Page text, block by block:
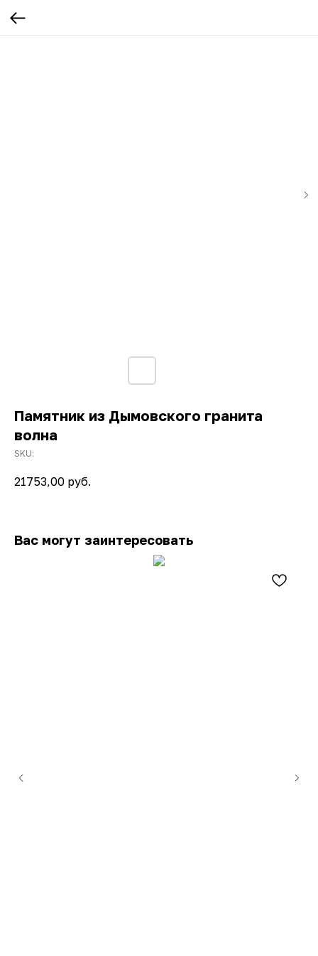
Памятник из Дымовского гранита
волна
SKU:
21753,00 руб.
Вас могут заинтересовать